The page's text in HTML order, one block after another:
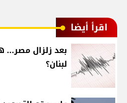
اقرأ أيضا
بعد زلزال
لبنان؟